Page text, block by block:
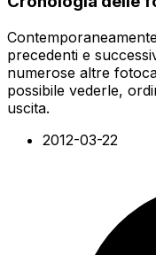
precedenti e
numerose altre
possibile vederle,
uscita.
2012-03-22